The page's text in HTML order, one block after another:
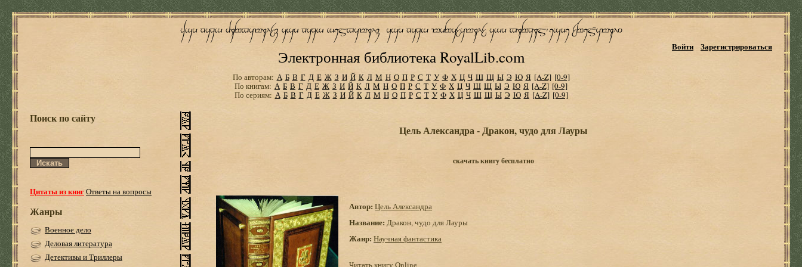
Электронная библиотека RoyalLib.com
Войти Зарегистрироваться
По авторам: А Б В Г Д Е Ж З И Й К Л М Н О П Р С Т У Ф Х Ц Ч Ш Щ Ы Э Ю Я [A-Z] [0-9]
По книгам: А Б В Г Д Е Ж З И Й К Л М Н О П Р С Т У Ф Х Ц Ч Ш Щ Ы Э Ю Я [A-Z] [0-9]
По сериям: А Б В Г Д Е Ж З И Й К Л М Н О П Р С Т У Ф Х Ц Ч Ш Щ Ы Э Ю Я [A-Z] [0-9]
Поиск по сайту
Цитаты из книгОтветы на вопросы
Жанры
Военное дело
Деловая литература
Детективы и Триллеры
Цель Александра - Дракон, чудо для Лауры
скачать книгу бесплатно
Автор: Цель Александра
Название: Дракон, чудо для Лауры
Жанр: Научная фантастика
Читать книгу Online